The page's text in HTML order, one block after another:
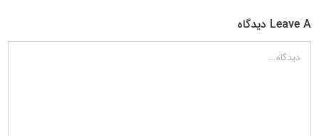
Leave A دیدگاه
دیدگاه